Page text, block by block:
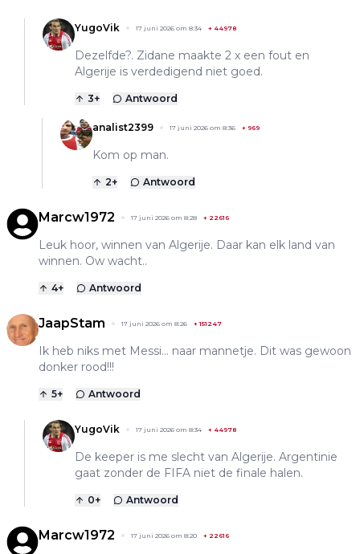
YugoVik 17 juni 2026 om 8:34 + 44978
Dezelfde?. Zidane maakte 2 x een fout en
Algerije is verdedigend niet goed.
3+ Antwoord
analist2399 17 juni 2026 om 8:36 + 969
Kom op man.
2+ Antwoord
Marcw1972 17 juni 2026 om 8:28 + 22616
Leuk hoor, winnen van Algerije. Daar kan elk land van
winnen. Ow wacht..
4+ Antwoord
JaapStam 17 juni 2026 om 8:26 +151247
Ik heb niks met Messi... naar mannetje. Dit was gewoon
donker rood!!!
5+ Antwoord
YugoVik 17 juni 2026 om 8:34 + 44978
De keeper is me slecht van Algerije. Argentinie
gaat zonder de FIFA niet de finale halen.
0+ Antwoord
Marcw1972 17 juni 2026 om 8:20 + 22616